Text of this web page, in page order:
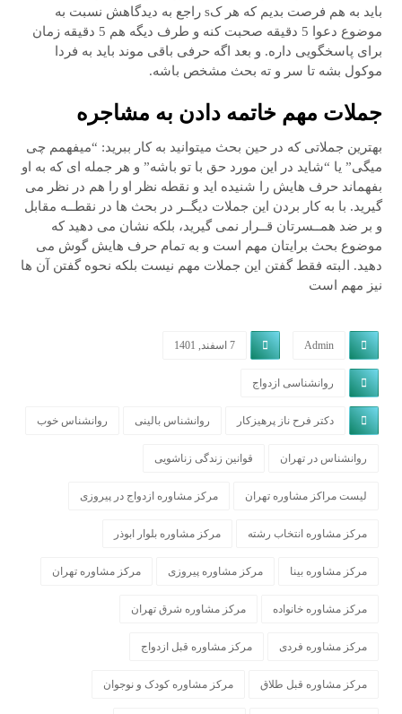
باید به هم فرصت بدیم که هر کs راجع به دیدگاهش نسبت به
موضوع دعوا 5 دقیقه صحبت کنه و طرف دیگه هم 5 دقیقه زمان
برای پاسخگویی داره. و بعد اگه حرفی باقی موند باید به فردا
موکول بشه تا سر و ته بحث مشخص باشه.
جملات مهم خاتمه دادن به مشاجره
بهترین جملاتی که در حین بحث میتوانید به کار ببرید: “میفهمم چی
میگی” یا “شاید در این مورد حق با تو باشه” و هر جمله ای که به او
بفهماند حرف هایش را شنیده اید و نقطه نظر او را هم در نظر می
گیرید. با به کار بردن این جملات دیگــر در بحث ها در نقطــه مقابل
و بر ضد همــسرتان قــرار نمی گیرید، بلکه نشان می دهید که
موضوع بحث برایتان مهم است و به تمام حرف هایش گوش می
دهید. البته فقط گفتن این جملات مهم نیست بلکه نحوه گفتن آن ها
نیز مهم است
Admin 7 اسفند, 1401
روانشناسی ازدواج
دکتر فرح ناز پرهیزکار روانشناس بالینی روانشناس خوب
روانشناس در تهران قوانین زندگی زناشویی
لیست مراکز مشاوره تهران مرکز مشاوره ازدواج در پیروزی
مرکز مشاوره انتخاب رشته مرکز مشاوره بلوار ابوذر
مرکز مشاوره بینا مرکز مشاوره پیروزی مرکز مشاوره تهران
مرکز مشاوره خانواده مرکز مشاوره شرق تهران
مرکز مشاوره فردی مرکز مشاوره قبل ازدواج
مرکز مشاوره قبل طلاق مرکز مشاوره کودک و نوجوان